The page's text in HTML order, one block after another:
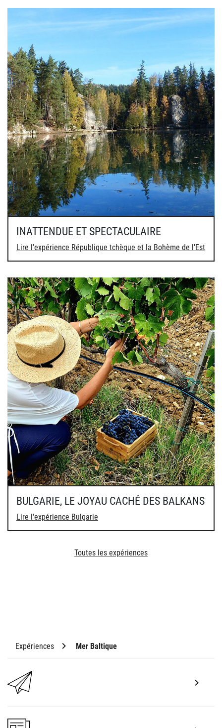
INATTENDUE ET SPECTACULAIRE
Lire l'expérience République tchèque et la Bohème de l'Est
BULGARIE, LE JOYAU CACHÉ DES BALKANS
Lire l'expérience Bulgarie
Toutes les expériences
Expériences Mer Baltique